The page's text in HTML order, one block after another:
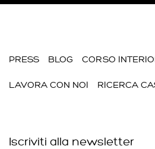
PRESS BLOG CORSO
LAVORA CON NOI RICERCA
Iscriviti alla newsletter